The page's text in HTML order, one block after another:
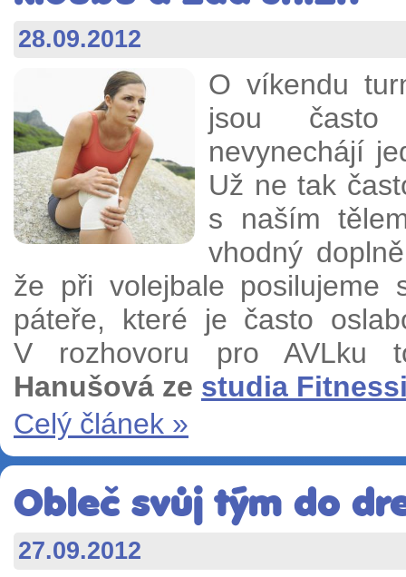
28.09.2012
O víkendu
jsou často
nevynechájí
Už ne tak
s naším
vhodný
že při volejbale posilujeme
páteře, které je často
V rozhovoru pro
Hanušová ze studia
Celý článek »
Obleč svůj tým do
27.09.2012